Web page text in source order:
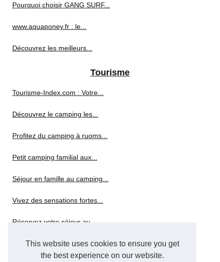
This website uses cookies to ensure you get
the best experience on our website.
Pourquoi choisir GANG SURF...
www.aquaponey.fr : le...
Découvrez les meilleurs...
Tourisme
Tourisme-Index.com : Votre...
Découvrez le camping les...
Profitez du camping à ruoms...
Petit camping familial aux...
Séjour en famille au camping...
Vivez des sensations fortes...
Réservez votre séjour au...
Explorar las Islas Baleares...